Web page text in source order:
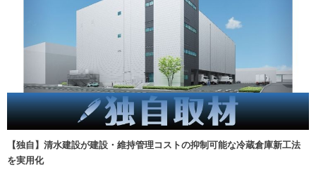
【独自】清水建設が建設・維持管理コストの抑制可能な冷蔵倉庫新工法
を実用化